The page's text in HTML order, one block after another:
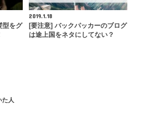
型をグ
2019.1.18
[要注意] バックパッカーのブログ
は途上国をネタにしてない？
た人